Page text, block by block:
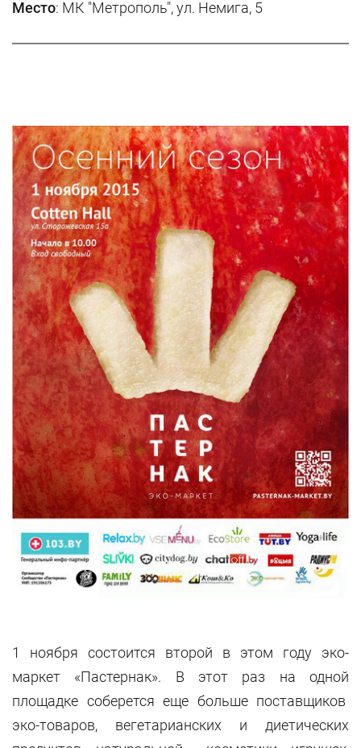
Место: МК "Метрополь", ул. Немига, 5
1 ноября состоится второй в этом году эко-
маркет «Пастернак». В этот раз на одной
площадке соберется еще больше поставщиков
эко-товаров, вегетарианских и диетических